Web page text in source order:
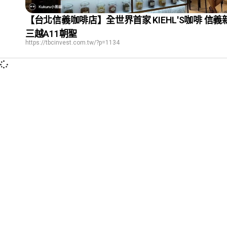
【台北信義咖啡店】全世界首家 KIEHL'S咖啡 信義
三越A11朝聖
https://tbcinvest.com.tw/?p=1134